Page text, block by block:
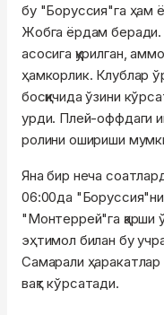
бу "Боруссия"га ҳам
Жобга ёрдам беради.
асосига қурилган,
ҳамкорлик. Клублар
босқичида ўзини
урди. Плей-оффдаги
ролини ошириши
Яна бир неча
06:00да
"Монтеррей"га қарши
эҳтимол билан бу
Самарали
вақт кўрсатади.